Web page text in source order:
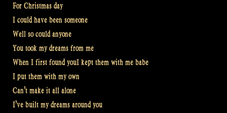
For Christmas day
I could have been someone
Well so could anyone
You took my dreams from me
When I first found youI kept them with me babe
I put them with my own
Can’t make it all alone
I’ve built my dreams around you